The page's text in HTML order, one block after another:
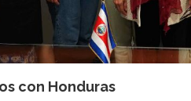
con Honduras